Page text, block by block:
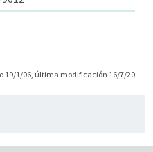
19/1/06, última modificación 16/7/20